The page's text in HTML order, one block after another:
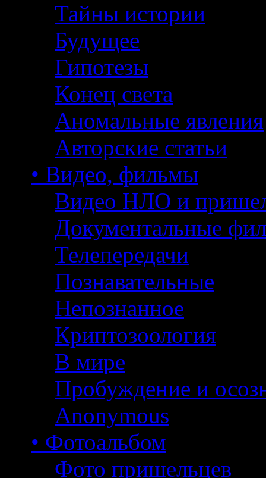
Тайны истории
Будущее
Гипотезы
Конец света
Аномальные явления
Авторские статьи
• Видео, фильмы
Видео НЛО и
Документальные
Телепередачи
Познавательные
Непознанное
Криптозоология
В мире
Пробуждение и
Anonymous
• Фотоальбом
Фото пришельцев